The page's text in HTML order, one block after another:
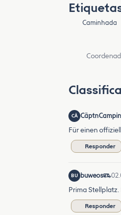
Caminhada
CÄ
Für einen
Responder
BU buweos
Prima
Responder